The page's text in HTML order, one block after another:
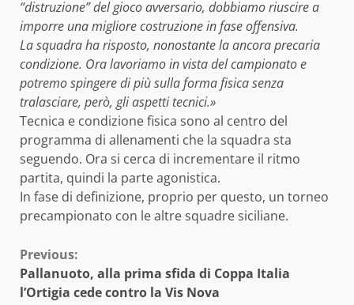
“distruzione” del gioco avversario, dobbiamo riuscire a
imporre una migliore costruzione in fase offensiva.
La squadra ha risposto, nonostante la ancora precaria
condizione. Ora lavoriamo in vista del campionato e
potremo spingere di più sulla forma fisica senza
tralasciare, però, gli aspetti tecnici.»
Tecnica e condizione fisica sono al centro del
programma di allenamenti che la squadra sta
seguendo. Ora si cerca di incrementare il ritmo
partita, quindi la parte agonistica.
In fase di definizione, proprio per questo, un torneo
precampionato con le altre squadre siciliane.
Continue
Reading
Previous:
Pallanuoto, alla prima sfida di Coppa Italia
l’Ortigia cede contro la Vis Nova